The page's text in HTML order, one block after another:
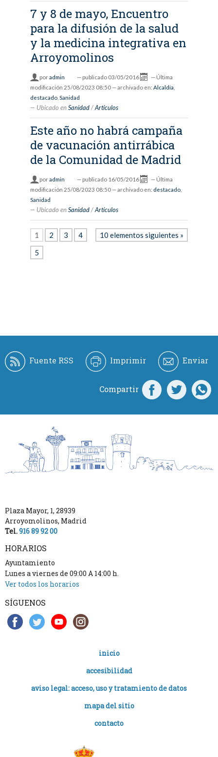
7 y 8 de mayo, Encuentro
para la difusión de la salud
y la medicina integrativa en
Arroyomolinos
poradmin — publicado 03/05/2016 — Última
modificación 25/08/2023 08:50 — archivado en: Alcaldía
destacado, Sanidad
Ubicado en Sanidad /Artículos
Este año no habrá campaña
de vacunación antirrábica
de la Comunidad de Madrid
poradmin — publicado 16/05/2016 — Última
modificación 25/08/2023 08:50 — archivado en: destacado,
Sanidad
Ubicado en Sanidad /Artículos
10 elementos siguientes »
1 2 3
4
5
Fuente RSS Imprimir Enviar
Compartir
Plaza Mayor, 1, 28939
Arroyomolinos, Madrid
Tel.916 89 92 00
HORARIOS
Ayuntamiento
Lunes a viernes de 09:00 A 14:00 h.
Ver todos los horarios
SÍGUENOS
inicio
accesibilidad
aviso legal: acceso, uso y tratamiento de datos
mapa del sitio
contacto